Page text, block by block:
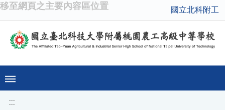
移至網頁之主要內容區位置 國立北科附工
:::